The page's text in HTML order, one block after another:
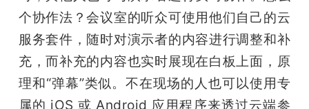
个协作法？会议室的听众可使用他们自己的云
服务套件，随时对演示者的内容进行调整和补
充，而补充的内容也实时展现在白板上面，原
理和“弹幕”类似。不在现场的人也可以使用专
属的 iOS 或 Android 应用程序来透过云端参